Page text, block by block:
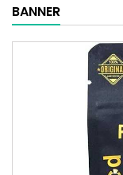
BANNER